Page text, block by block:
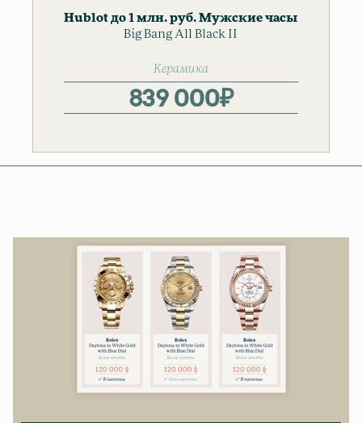
Hublot до 1 млн. руб. Мужские часы
Big Bang All Black II
Керамика
839 000₽